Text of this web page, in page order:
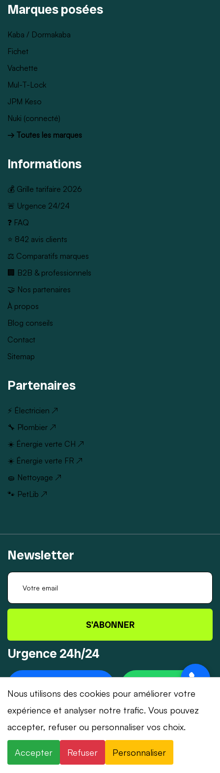
Marques posées
Kaba / Dormakaba
Fichet
Vachette
Mul-T-Lock
JPM Keso
Nuki (connecté)
→ Toutes les marques
Informations
💰 Grille tarifaire 2026
🚨 Urgence 24/24
❓ FAQ
⭐ 842 avis clients
⚖️ Comparatifs marques
🏢 B2B & professionnels
🤝 Nos partenaires
À propos
Blog conseils
Contact
Sitemap
Partenaires
⚡ Électricien ↗
🔧 Plombier ↗
☀️ Énergie verte CH ↗
☀️ Énergie verte FR ↗
🧽 Nettoyage ↗
🐾 PetLib ↗
Newsletter
S'ABONNER
Urgence 24h/24
© 2026 Dépannage-Serrurier.ch - Tous droits
réservés | Suisse romande
Nous utilisons des cookies pour améliorer votre
expérience et analyser notre trafic. Vous pouvez
accepter, refuser ou personnaliser vos choix.
Accepter Refuser Personnaliser